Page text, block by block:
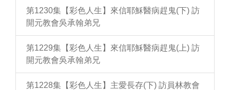
第1230集【彩色人生】來信耶穌醫病趕鬼(下) 訪
開元教會吳承翰弟兄
第1229集【彩色人生】來信耶穌醫病趕鬼(上) 訪
開元教會吳承翰弟兄
第1228集【彩色人生】主愛長存(下) 訪員林教會